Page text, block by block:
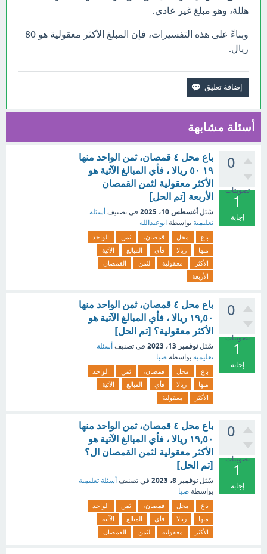
هللة، وهو مبلغ غير عادي.
وبناءً على هذه التفسيرات، فإن المبلغ الأكثر معقولية هو 80
ريال.
أسئلة مشابهة
0
تصويتات
1
إجابة
باع محل ٤ قمصان، ثمن الواحد منها
١٩ ٥٠ ريالا ، فأي المبالغ الآتية هو
الأكثر معقولية لثمن القمصان
الأربعة [تم الحل]
سُئل أغسطس 10، 2025 في تصنيف أسئلة
تعليمية بواسطة ابوعبدالله
باع محل قمصان، ثمن
الواحد
منها
ريالا فأي المبالغ
الآتية
الأكثر
معقولية لثمن
القمصان
الأربعة
0
تصويتات
1
إجابة
باع محل ٤ قمصان، ثمن الواحد منها
١٩,٥٠ ريالا ، فأي المبالغ الآتية هو
الأكثر معقولية؟ [تم الحل]
سُئل نوفمبر 13، 2023 في تصنيف أسئلة
تعليمية بواسطة صبا
باع محل قمصان، ثمن
الواحد
منها
ريالا فأي المبالغ
الآتية
الأكثر
معقولية
0
تصويتات
1
إجابة
باع محل ٤ قمصان، ثمن الواحد منها
١٩,٥٠ ريالا ، فأي المبالغ الآتية هو
الأكثر معقولية لثمن القمصان ال؟
[تم الحل]
سُئل نوفمبر 8، 2023 في تصنيف أسئلة تعليمية
بواسطة صبا
باع محل قمصان، ثمن
الواحد
منها
ريالا فأي المبالغ
الآتية
الأكثر
معقولية لثمن القمصان